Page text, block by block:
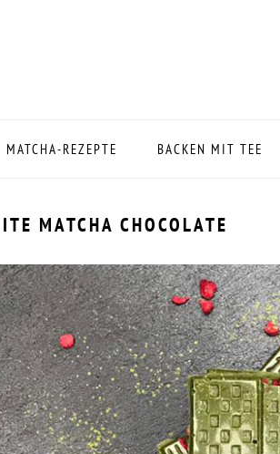
MATCHA-REZEPTE BACKEN MIT TEE
MATCHA CHOCOLATE